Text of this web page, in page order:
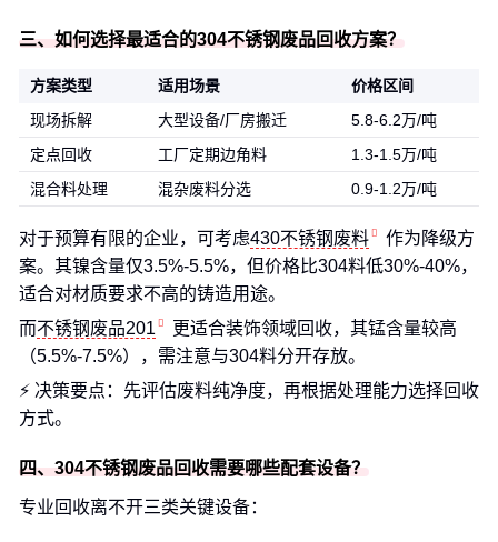
三、如何选择最适合的304不锈钢废品回收方案？
方案类型 适用场景
价格区间
现场拆解
大型设备/厂房搬迁
5.8-6.2万/吨
定点回收
工厂定期边角料
1.3-1.5万/吨
混合料处理
混杂废料分选 0.9-1.2万/吨
对于预算有限的企业，可考虑430不锈钢废料
作为降级方
案。其镍含量仅3.5%-5.5%，但价格比304料低30%-40%，
适合对材质要求不高的铸造用途。
而不锈钢废品201
更适合装饰领域回收，其锰含量较高
（5.5%-7.5%），需注意与304料分开存放。
⚡ 决策要点：先评估废料纯净度，再根据处理能力选择回收
方式。
四、304不锈钢废品回收需要哪些配套设备？
专业回收离不开三类关键设备：